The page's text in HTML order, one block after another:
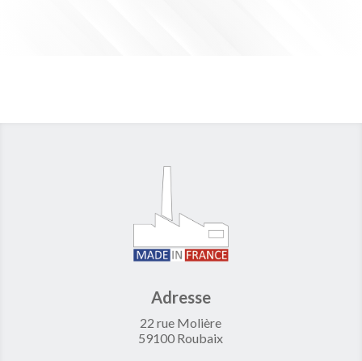
Adresse
22 rue Molière
59100 Roubaix